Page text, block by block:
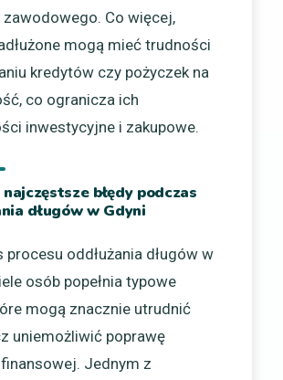
zawodowego. Co więcej,
mogą mieć trudności
kredytów czy pożyczek na
co ogranicza ich
inwestycyjne i zakupowe.
najczęstsze błędy podczas
długów w Gdyni
procesu oddłużania długów w
osób popełnia typowe
mogą znacznie utrudnić
uniemożliwić poprawę
Jednym z